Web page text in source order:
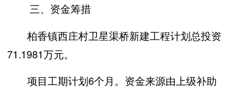
三、资金筹措
柏香镇西庄村卫星渠桥新建工程计划总投资
71.1981万元。
项目工期计划6个月。资金来源由上级补助